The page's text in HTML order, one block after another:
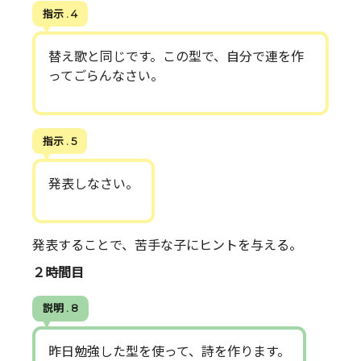
指示 . 4
替え歌と同じです。この型で、自分で連を作
ってごらんなさい。
指示 . 5
発表しなさい。
発表することで、苦手な子にヒントを与える。
２時間目
説明 . 8
昨日勉強した型を使って、詩を作ります。